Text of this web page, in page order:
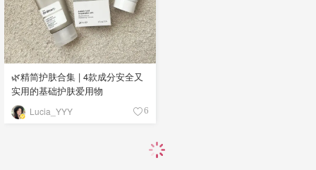
🌿精简护肤合集 | 4款成分安全又
实用的基础护肤爱用物
Lucia_YYY 6